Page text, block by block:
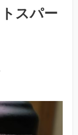
スパー